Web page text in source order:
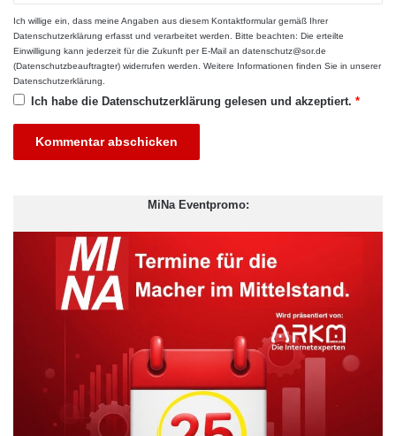
Weiterbildungenzu den grundsätzlichen Gefahren im Internet
und bei der Bearbeitung von E-Mails sollten unbedingt
angeboten werden. Ebenso sollten alle Mitarbeiter ein
Bewusstsein dafür entwickeln, wie wichtig starke Passwörter in
Unternehmen sind. Wenn zur Unterstützung der Mitarbeiter eine
IT-Security Software im Unternehmen eingeführt wird, sollten die
Nutzer eine ausgiebige Einführung in das System erhalten und
die Wichtigkeit dahinter verstehen. Ebenso wichtig nach der
Ich willige ein, dass meine Angaben aus diesem Kontaktformular gemäß Ihrer
Datenschutzerklärung erfasst und verarbeitet werden. Bitte beachten: Die erteilte
Einwilligung kann jederzeit für die Zukunft per E-Mail an datenschutz@sor.de
(Datenschutzbeauftragter) widerrufen werden. Weitere Informationen finden Sie in unserer
Datenschutzerklärung
Ich habe die Datenschutzerklärung gelesen und akzeptiert. *
MiNa Eventpromo: